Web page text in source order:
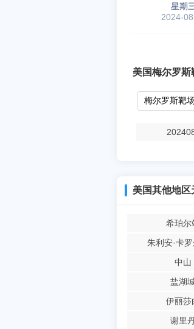
星期
2024-
美国梅尔罗
美国其他地区
希珀尔
朱利安·卡
中山
盐湖
伊丽莎
谢里